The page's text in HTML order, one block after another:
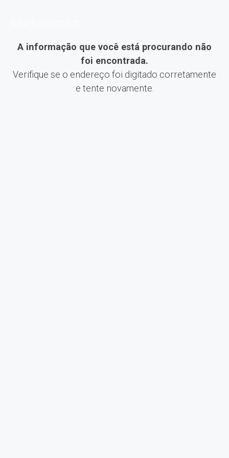
A informação que você está procurando não
foi encontrada.
Verifique se o endereço foi digitado corretamente
e tente novamente.